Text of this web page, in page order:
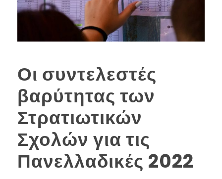
Οι συντελεστές
βαρύτητας των
Στρατιωτικών
Σχολών για τις
Πανελλαδικές 2022